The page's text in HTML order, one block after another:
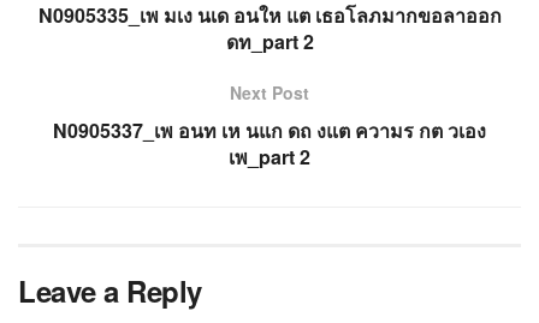
N0905335_เพ มเง นเด อนให แต เธอโลภมากขอลาออก
ดท_part 2
Next Post
N0905337_เพ อนท เห นแก ดถ งแต ความร กต วเอง
เพ_part 2
Leave a Reply